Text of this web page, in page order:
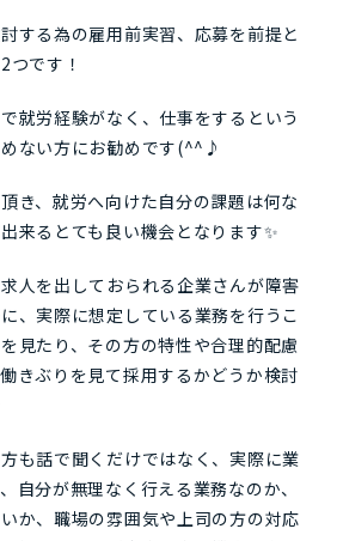
する為の雇用前実習、応募を前提と
つです！
就労経験がなく、仕事をするという
ない方にお勧めです(^^♪
き、就労へ向けた自分の課題は何な
来るとても良い機会となります✨
人を出しておられる企業さんが障害
、実際に想定している業務を行うこ
見たり、その方の特性や合理的配慮
きぶりを見て採用するかどうか検討
も話で聞くだけではなく、実際に業
自分が無理なく行える業務なのか、
か、職場の雰囲気や上司の方の対応